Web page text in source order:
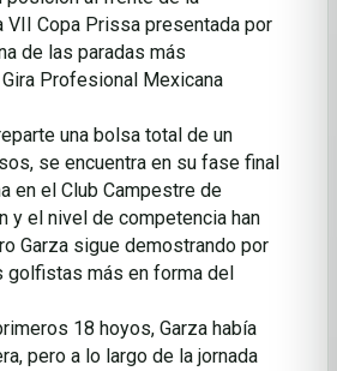
VII Copa Prissa presentada por
de las paradas más
Profesional Mexicana
una bolsa total de un
se encuentra en su fase final
en el Club Campestre de
y el nivel de competencia han
Garza sigue demostrando por
golfistas más en forma del
18 hoyos, Garza había
pero a lo largo de la jornada